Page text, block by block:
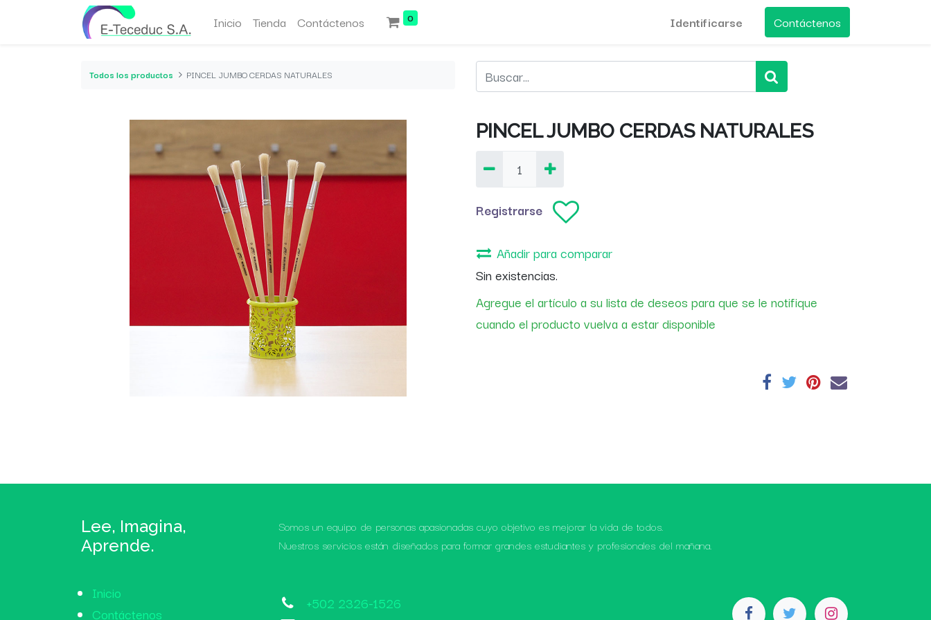
Inicio Tienda Contáctenos 0 Identificarse Contáctenos
Todos los productos PINCEL JUMBO CERDAS NATURALES
PINCEL JUMBO CERDAS NATURALES
Registrarse
Añadir para comparar
Sin existencias.
Agregue el artículo a su lista de deseos para que se le notifique
cuando el producto vuelva a estar disponible
Lee, Imagina,
Aprende.
Somos un equipo de personas apasionadas cuyo objetivo es mejorar la vida de todos.
Nuestros servicios están diseñados para formar grandes estudiantes y profesionales del mañana.
Inicio
Contáctenos
+502 2326-1526